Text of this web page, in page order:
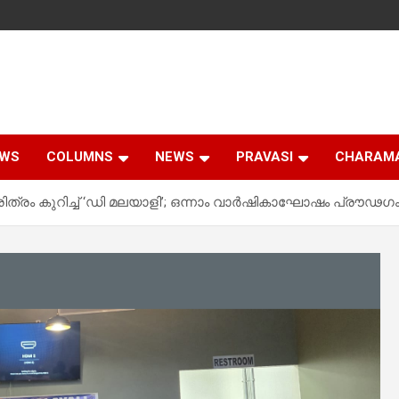
COLUMNS NEWS PRAVASI
കുറിച്ച് ‘ഡി മലയാളി’; ഒന്നാം വാർഷികാഘോഷം